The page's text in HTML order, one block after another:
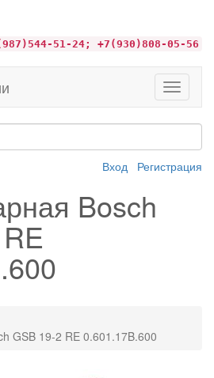
51-24; +7(930)808-05-56
Toggle
Вход Регистрация
Bosch
GSB 19-2 RE 0.601.17B.600